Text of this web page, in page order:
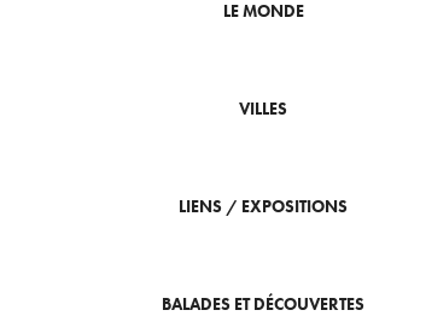
LE MONDE
VILLES
LIENS / EXPOSITIONS
BALADES ET DÉCOUVERTES